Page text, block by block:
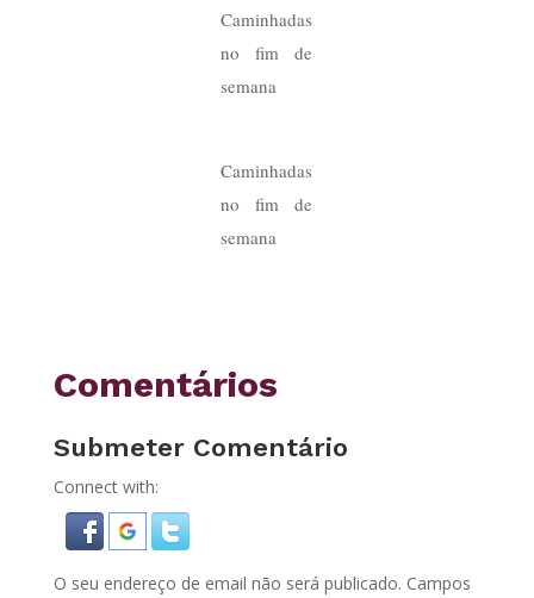
Caminhadas
no fim de
semana
Caminhadas
no fim de
semana
Comentários
Submeter Comentário
Connect with:
O seu endereço de email não será publicado. Campos